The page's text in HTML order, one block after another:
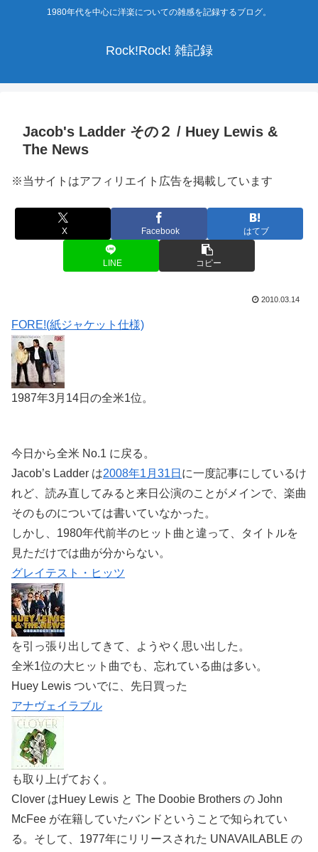
1980年代を中心に洋楽についての雑感を記録するブログ。
Rock!Rock! 雑記録
Jacob's Ladder その２ / Huey Lewis &
The News
※当サイトはアフィリエイト広告を掲載しています
X Facebook はてブ
LINE コピー
2010.03.14
FORE!(紙ジャケット仕様)
1987年3月14日の全米1位。
今日から全米 No.1 に戻る。
Jacob’s Ladder は2008年1月31日 に一度記事にしているけ
れど、読み直してみると来日公演のことがメインで、楽曲
そのものについては書いていなかった。
しかし、1980年代前半のヒット曲と違って、タイトルを
見ただけでは曲が分からない。
グレイテスト・ヒッツ
を引っ張り出してきて、ようやく思い出した。
全米1位の大ヒット曲でも、忘れている曲は多い。
Huey Lewis ついでに、先日買った
アナヴェイラブル
も取り上げておく。
Clover はHuey Lewis と The Doobie Brothers の John
McFee が在籍していたバンドということで知られてい
る。そして、1977年にリリースされた UNAVAILABLE の